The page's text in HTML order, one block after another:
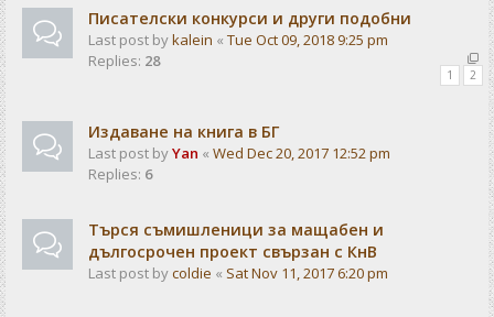
Писателски конкурси и други подобни
Last post bykalein « Tue Oct 09, 2018 9:25 pm
Replies: 28
1 2
Издаване на книга в БГ
Last post byYan « Wed Dec 20, 2017 12:52 pm
Replies: 6
Търся съмишленици за мащабен и
дългосрочен проект свързан с КнВ
Last post bycoldie « Sat Nov 11, 2017 6:20 pm